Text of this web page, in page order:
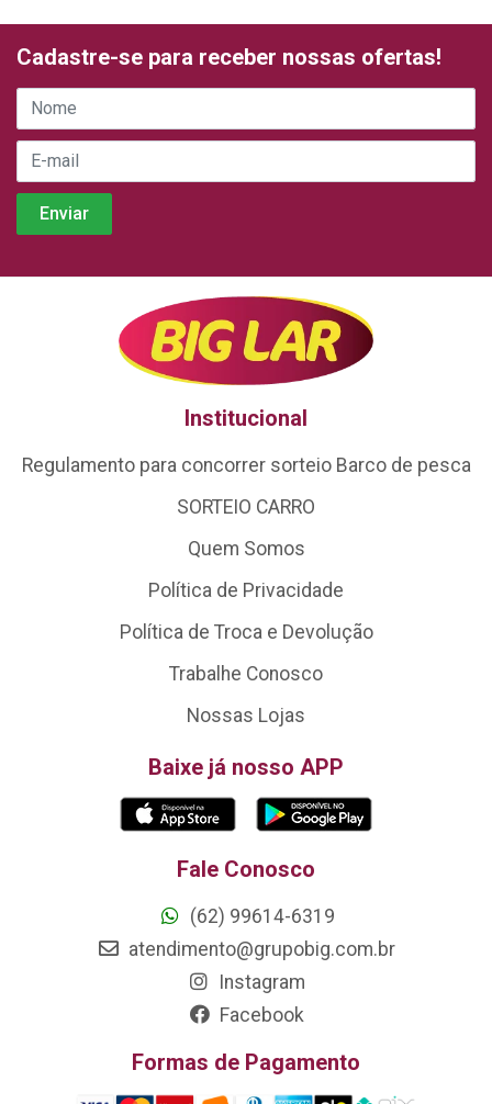
Cadastre-se para receber nossas ofertas!
Institucional
Regulamento para concorrer sorteio Barco de pesca
SORTEIO CARRO
Quem Somos
Política de Privacidade
Política de Troca e Devolução
Trabalhe Conosco
Nossas Lojas
Baixe já nosso APP
Fale Conosco
(62) 99614-6319
atendimento@grupobig.com.br
Instagram
Facebook
Formas de Pagamento